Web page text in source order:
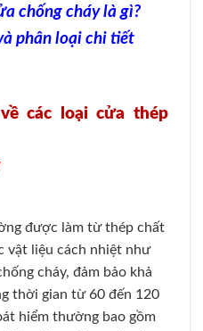
chống cháy là gì?
phân loại chi tiết
các loại cửa thép
được làm từ thép chất
vật liệu cách nhiệt như
cháy, đảm bảo khả
thời gian từ 60 đến 120
hiểm thường bao gồm